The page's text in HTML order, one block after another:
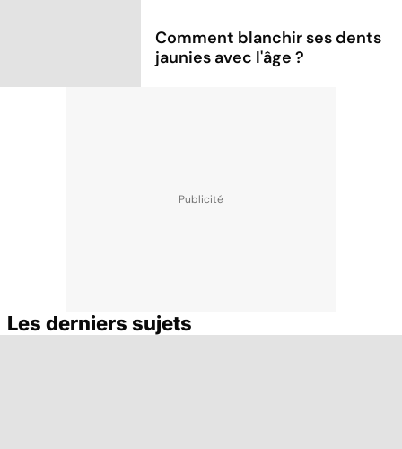
Comment blanchir ses dents
jaunies avec l'âge ?
Les derniers sujets